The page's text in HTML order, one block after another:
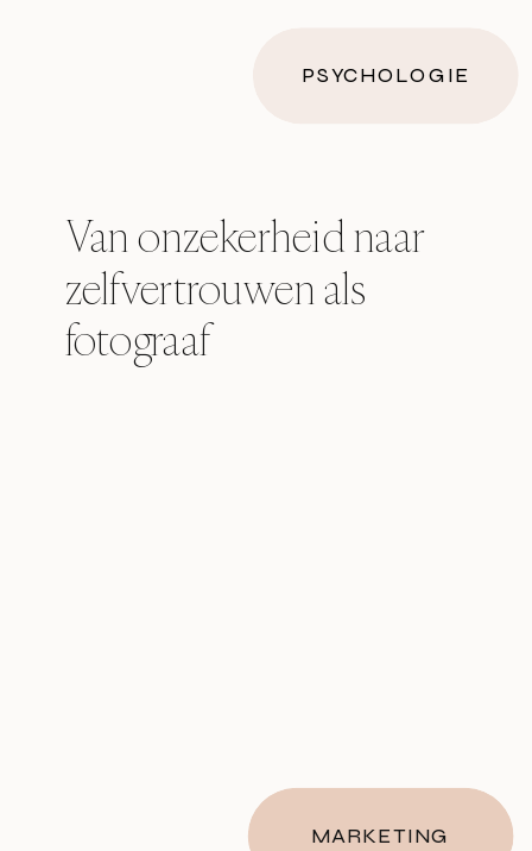
Van onzekerheid naar
zelfvertrouwen als
fotograaf
PSYCHOLOGIE
MARKETING